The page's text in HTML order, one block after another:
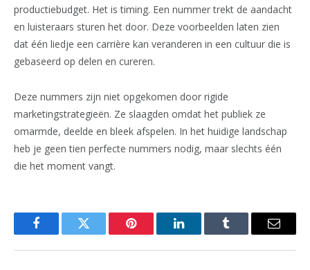
productiebudget. Het is timing. Een nummer trekt de aandacht
en luisteraars sturen het door. Deze voorbeelden laten zien
dat één liedje een carrière kan veranderen in een cultuur die is
gebaseerd op delen en cureren.
Deze nummers zijn niet opgekomen door rigide
marketingstrategieën. Ze slaagden omdat het publiek ze
omarmde, deelde en bleek afspelen. In het huidige landschap
heb je geen tien perfecte nummers nodig, maar slechts één
die het moment vangt.
FacebookTwitter Pinterest LinkedInTumblr Email